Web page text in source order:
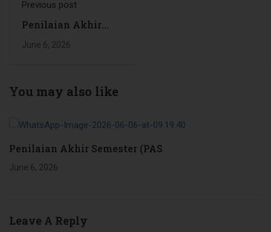
Previous post
Penilaian Akhir
June 6, 2026
You may also like
Penilaian Akhir Semester (PAS
June 6, 2026
Leave A Reply